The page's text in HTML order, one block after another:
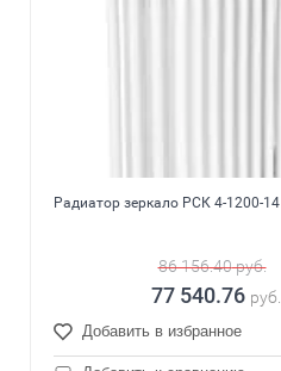
Радиатор зеркало РСК 4-1200-14
86 156.40руб.
77 540.76 руб.
Добавить в избранное